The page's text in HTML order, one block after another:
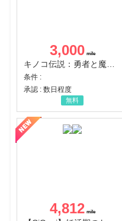
3,000
キノコ伝説：勇者と魔法のランプ
条件 :
承認 : 数日程度
無料
4,812